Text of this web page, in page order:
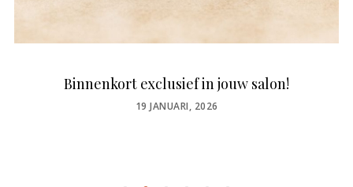
Binnenkort exclusief in jouw salon!
POSTED
19 JANUARI, 2026